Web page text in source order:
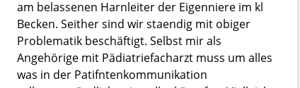
am belassenen Harnleiter der Eigenniere im kl
Becken. Seither sind wir staendig mit obiger
Problematik beschäftigt. Selbst mir als
Angehörige mit Pädiatriefacharzt muss um alles
was in der Patifntenkommunikation